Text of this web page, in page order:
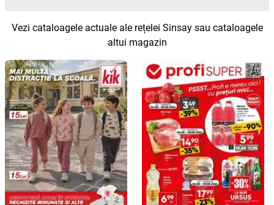
Vezi cataloagele actuale ale rețelei Sinsay sau cataloagele
altui magazin